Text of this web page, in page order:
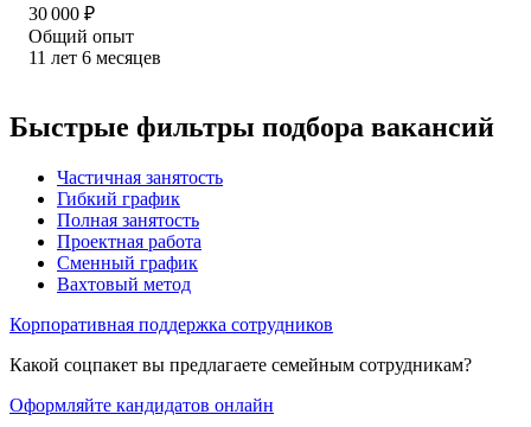
30 000 ₽
Общий опыт
11 лет 6 месяцев
Быстрые фильтры подбора вакансий
Частичная занятость
Гибкий график
Полная занятость
Проектная работа
Сменный график
Вахтовый метод
Корпоративная поддержка сотрудников
Какой соцпакет вы предлагаете семейным сотрудникам?
Оформляйте кандидатов онлайн